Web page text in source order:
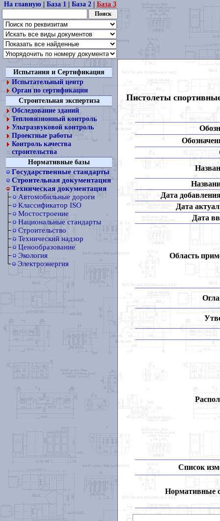
На главную| База 1| База 2| База 3
Испытания и Сертификация
Испытательный центр
Орган по сертификации
Строительная экспертиза
Обследование зданий
Тепловизионный контроль
Ультразвуковой контроль
Проектные работы
Контроль качества
строительства
Нормативные базы
Государственные стандарты
Строительная документация
Техническая документация
Автомобильные дороги
Классификатор ISO
Мостостроение
Национальные стандарты
Строительство
Технический надзор
Ценообразование
Экология
Электроэнергия
Пистолеты
Дата
Дата
Дата
Область
Список
Нормативные